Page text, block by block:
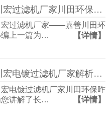
三川宏过滤机厂家川田环保解析宁波余姚镇北工业园模式
宏过滤机厂家——嘉善川田环
编上一篇为…
【详情】
三川宏电镀过滤机厂家解析宁波余姚镇北工业园区的特点
电镀过滤机厂家川田环保昨
您讲解了长…
【详情】